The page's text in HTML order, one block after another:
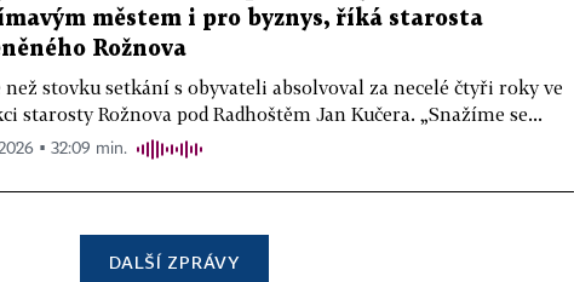
městem i pro byznys, říká starosta
Rožnova
než stovku setkání s obyvateli absolvoval za necelé čtyři roky ve
starosty Rožnova pod Radhoštěm Jan Kučera. „Snažíme se...
▪ 32:09 min.
DALŠÍ ZPRÁVY